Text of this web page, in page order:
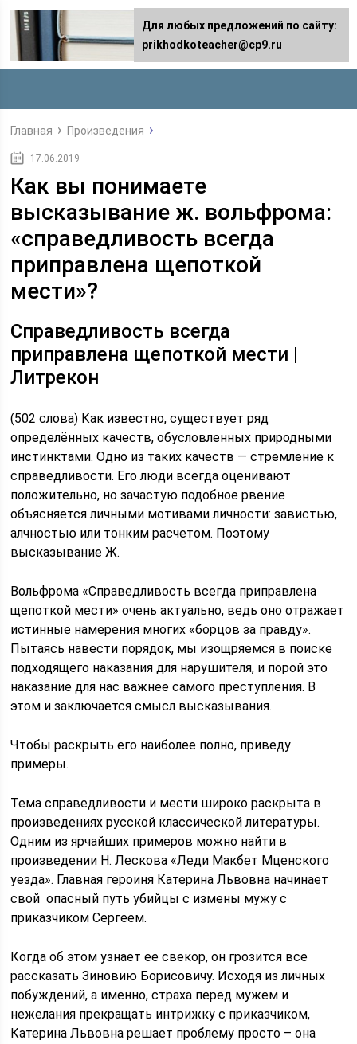
Главная Произведения
17.06.2019
Как вы понимаете
высказывание ж. вольфрома:
«справедливость всегда
приправлена щепоткой
мести»?
Справедливость всегда
приправлена щепоткой мести |
Литрекон
(502 слова) Как известно, существует ряд
определённых качеств, обусловленных природными
инстинктами. Одно из таких качеств — стремление к
справедливости. Его люди всегда оценивают
положительно, но зачастую подобное рвение
объясняется личными мотивами личности: завистью,
алчностью или тонким расчетом. Поэтому
высказывание Ж.
Вольфрома «Справедливость всегда приправлена
щепоткой мести» очень актуально, ведь оно отражает
истинные намерения многих «борцов за правду».
Пытаясь навести порядок, мы изощряемся в поиске
подходящего наказания для нарушителя, и порой это
наказание для нас важнее самого преступления. В
этом и заключается смысл высказывания.
Чтобы раскрыть его наиболее полно, приведу
примеры.
Тема справедливости и мести широко раскрыта в
произведениях русской классической литературы.
Одним из ярчайших примеров можно найти в
произведении Н. Лескова «Леди Макбет Мценского
уезда». Главная героиня Катерина Львовна начинает
свой опасный путь убийцы с измены мужу с
приказчиком Сергеем.
Когда об этом узнает ее свекор, он грозится все
рассказать Зиновию Борисовичу. Исходя из личных
побуждений, а именно, страха перед мужем и
нежелания прекращать интрижку с приказчиком,
Катерина Львовна решает проблему просто – она
Для любых предложений по сайту:
prikhodkoteacher@cp9.ru